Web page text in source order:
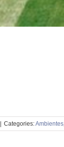
| Categories:Ambientes